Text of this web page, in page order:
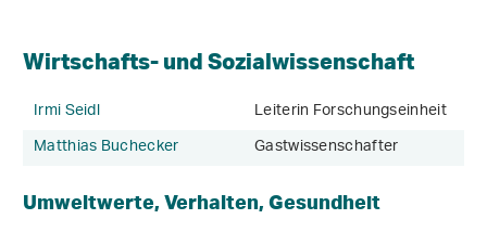
Wirtschafts- und Sozialwissenschaft
Irmi Seidl
Leiterin Forschungseinheit
Matthias Buchecker
Gastwissenschafter
Umweltwerte, Verhalten, Gesundheit